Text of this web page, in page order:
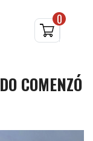
0
COMENZÓ